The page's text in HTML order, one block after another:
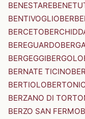
BENESTARE
BENTIVOGLIO
BERCETO
BEREGUARDO
BERGEGGIBERGOLO
BERNATE TICINO
BERTIOLO
BERZANO DI
BERZO SAN FERMO